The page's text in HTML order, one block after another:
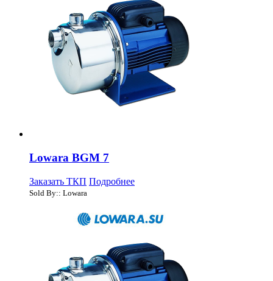
Lowara BGM 7
Заказать ТКП Подробнее
Sold By:: Lowara